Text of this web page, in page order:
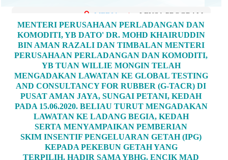
MEDIA | LENSA PROGRAM
MENTERI PERUSAHAAN PERLADANGAN DAN
KOMODITI, YB DATO' DR. MOHD KHAIRUDDIN
BIN AMAN RAZALI DAN TIMBALAN MENTERI
PERUSAHAAN PERLADANGAN DAN KOMODITI,
YB TUAN WILLIE MONGIN TELAH
MENGADAKAN LAWATAN KE GLOBAL TESTING
AND CONSULTANCY FOR RUBBER (G-TACR) DI
PUSAT AMAN JAYA, SUNGAI PETANI, KEDAH
PADA 15.06.2020. BELIAU TURUT MENGADAKAN
LAWATAN KE LADANG BEGIA, KEDAH
SERTA MENYAMPAIKAN PEMBERIAN
SKIM INSENTIF PENGELUARAN GETAH (IPG)
KEPADA PEKEBUN GETAH YANG
TERPILIH. HADIR SAMA YBHG. ENCIK MAD